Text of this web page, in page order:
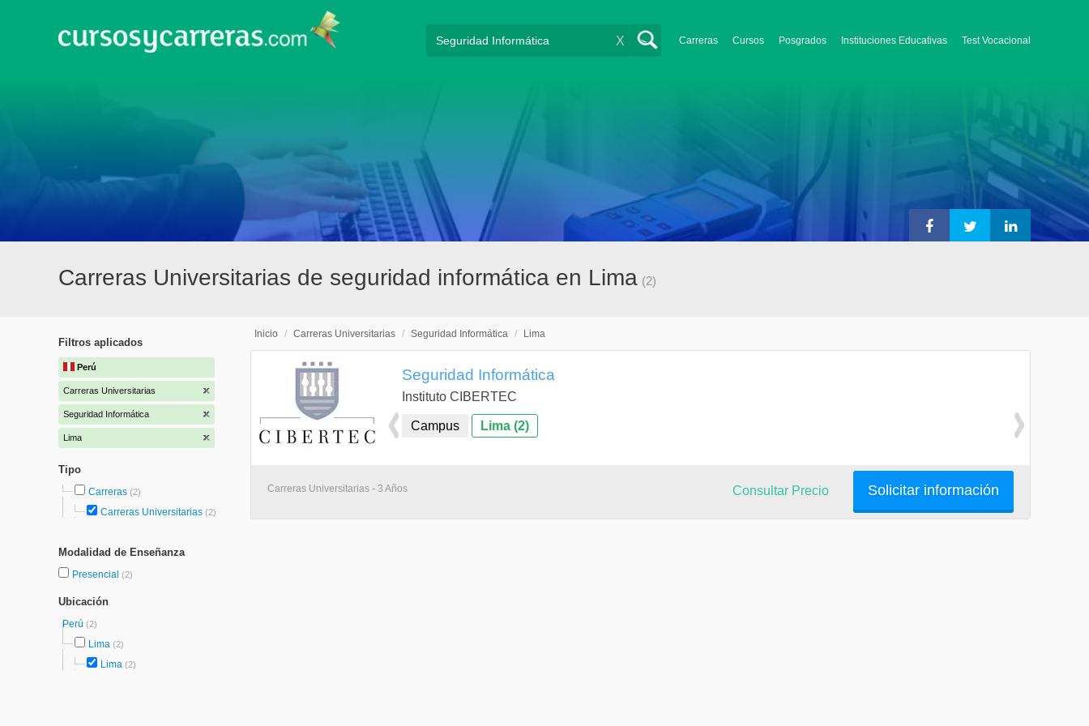
Carreras Cursos Posgrados Instituciones Educativas Test Vocacional
X
Carreras Universitarias de seguridad informática en Lima (2)
Filtros aplicados
Perú
Carreras Universitarias
Seguridad Informática
Lima
Tipo
Carreras (2)
Carreras Universitarias (2)
Modalidad de Enseñanza
Presencial (2)
Ubicación
Perú (2)
Lima (2)
Lima (2)
Inicio / Carreras Universitarias / Seguridad Informática / Lima
Seguridad Informática
Instituto CIBERTEC
Campus Lima (2)
Carreras Universitarias - 3 Años Solicitar información
Consultar Precio